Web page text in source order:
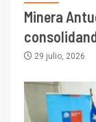
Minera
29 julio, 2026